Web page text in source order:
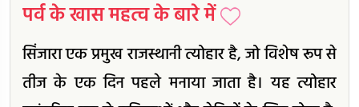
पर्व के खास महत्व के बारे में
सिंजारा एक प्रमुख राजस्थानी त्योहार है, जो विशेष रूप से
तीज के एक दिन पहले मनाया जाता है। यह त्योहार